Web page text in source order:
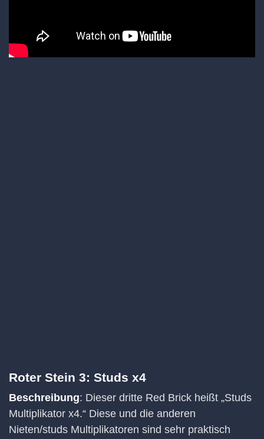
Roter Stein 3: Studs x4
Beschreibung: Dieser dritte Red Brick heißt „Studs
Multiplikator x4.“ Diese und die anderen
Nieten/studs Multiplikatoren sind sehr praktisch